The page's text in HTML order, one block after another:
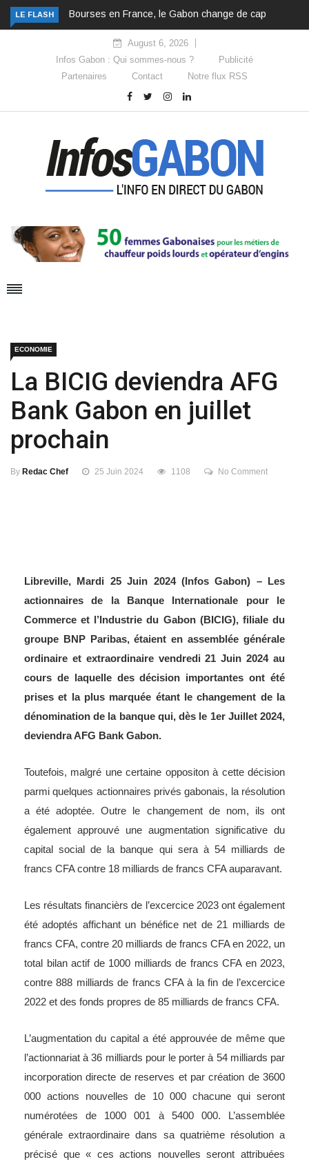
LE FLASH Bourses en France, le Gabon change de cap
August 6, 2026
Infos Gabon : Qui sommes-nous ?
Publicité
Partenaires
Contact Notre flux RSS
ECONOMIE
La BICIG deviendra AFG
Bank Gabon en juillet
prochain
By Redac Chef 25 Juin 2024 1108 No Comment
Libreville, Mardi 25 Juin 2024 (Infos Gabon) – Les
actionnaires de la Banque Internationale pour le
Commerce et l’Industrie du Gabon (BICIG), filiale du
groupe BNP Paribas, étaient en assemblée générale
ordinaire et extraordinaire vendredi 21 Juin 2024 au
cours de laquelle des décision importantes ont été
prises et la plus marquée étant le changement de la
dénomination de la banque qui, dès le 1er Juillet 2024,
deviendra AFG Bank Gabon.
Toutefois, malgré une certaine oppositon à cette décision
parmi quelques actionnaires privés gabonais, la résolution
a été adoptée. Outre le changement de nom, ils ont
également approuvé une augmentation significative du
capital social de la banque qui sera à 54 milliards de
francs CFA contre 18 milliards de francs CFA auparavant.
Les résultats financièrs de l’excercice 2023 ont également
été adoptés affichant un bénéfice net de 21 milliards de
francs CFA, contre 20 milliards de francs CFA en 2022, un
total bilan actif de 1000 milliards de francs CFA en 2023,
contre 888 milliards de francs CFA à la fin de l’excercice
2022 et des fonds propres de 85 milliards de francs CFA.
L’augmentation du capital a été approuvée de même que
l’actionnariat à 36 milliards pour le porter à 54 milliards par
incorporation directe de reserves et par création de 3600
000 actions nouvelles de 10 000 chacune qui seront
numérotées de 1000 001 à 5400 000. L’assemblée
générale extraordinaire dans sa quatrième résolution a
précisé que « ces actions nouvelles seront attribuées